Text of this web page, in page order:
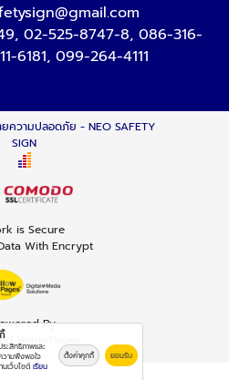
, 02-525-8747-8, 086-316-
6181, 099-264-4111
ยความปลอดภัย - NEO SAFETY
SIGN
is Secure
With Encrypt
By
YellowPages
ระสิทธิภาพและ
ามพึงพอใจ
นเว็บไซต์ เรียน
ตั้งค่าคุกกี้ ยอมรับ